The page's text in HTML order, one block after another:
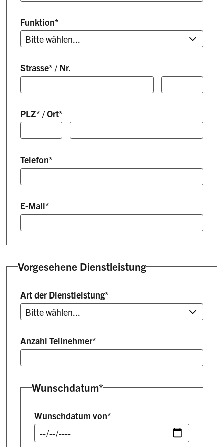
Funktion*
Strasse* /Nr.
PLZ* /Ort*
Telefon*
E-Mail*
Vorgesehene Dienstleistung
Art der Dienstleistung*
Anzahl Teilnehmer*
Wunschdatum*
Wunschdatum von*